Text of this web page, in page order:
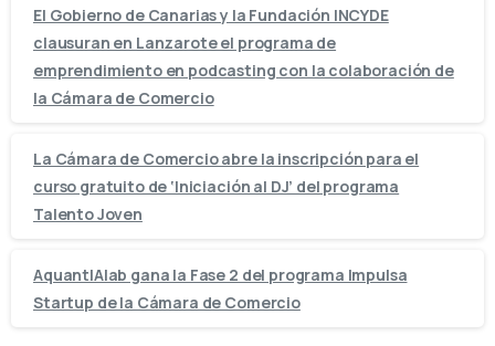
El Gobierno de Canarias y la Fundación INCYDE
clausuran en Lanzarote el programa de
emprendimiento en podcasting con la colaboración de
la Cámara de Comercio
La Cámara de Comercio abre la inscripción para el
curso gratuito de ‘Iniciación al DJ’ del programa
Talento Joven
AquantIAlab gana la Fase 2 del programa Impulsa
Startup de la Cámara de Comercio